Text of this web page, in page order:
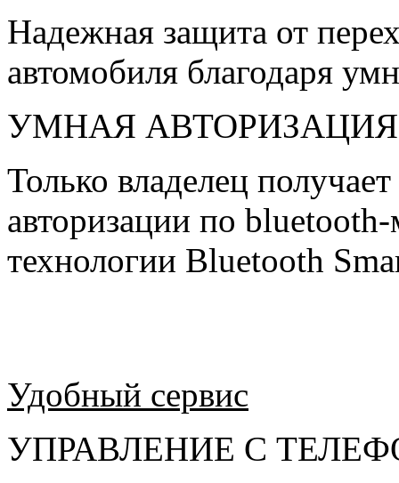
Надежная защита от
автомобиля благодаря
УМНАЯ
Только владелец
авторизации по
технологии Bluetooth
Удобный сервис
УПРАВЛЕНИЕ С